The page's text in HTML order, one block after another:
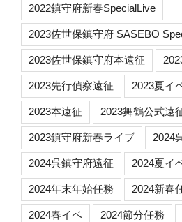
2022鎮守府新春SpecialLive
2023佐世保鎮守府 SASEBO
2023佐世保鎮守府本遠征
2023先行偵察遠征 2023夏イ
2023本遠征 2023舞鶴公式遠
2023鎮守府新春ライブ 2024
2024呉鎮守府遠征 2024夏イ
2024年末年始任務 2024新春
2024春イベ 2024節分任務